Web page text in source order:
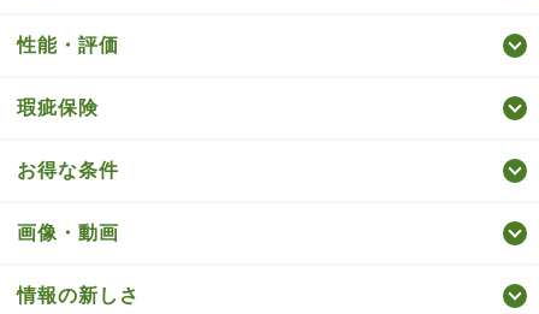
性能・評価
瑕疵保険
お得な条件
画像・動画
情報の新しさ